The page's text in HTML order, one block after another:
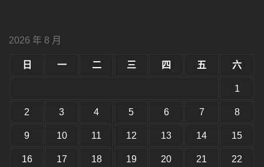
小。
2026 年 8 月
日 一 二 三 四 五 六
1
2 3 4 5 6 7 8
9 10 11 12 13 14 15
16 17 18 19 20 21 22